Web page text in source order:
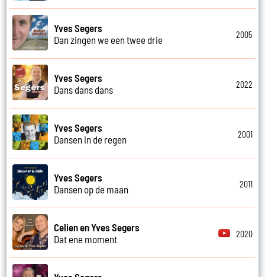
Yves Segers
Dan zingen we een twee drie
2005
Yves Segers
Dans dans dans
2022
Yves Segers
Dansen in de regen
2001
Yves Segers
Dansen op de maan
2011
Celien en Yves Segers
Dat ene moment
2020